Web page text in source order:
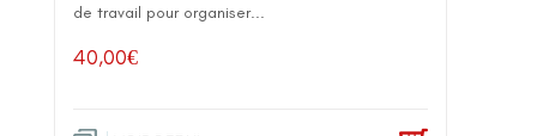
de travail pour organiser...
40,00€